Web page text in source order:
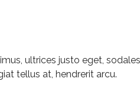
ultrices justo eget,
tellus at, hendrerit arcu.